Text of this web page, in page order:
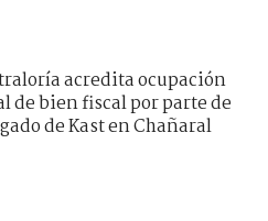
acredita ocupación
de bien fiscal por parte de
de Kast en Chañaral